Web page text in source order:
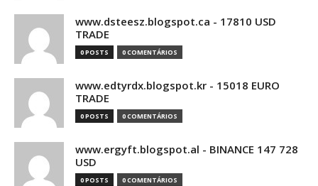
www.dsteesz.blogspot.ca - 17810 USD
TRADE
0 POSTS 0 COMENTÁRIOS
www.edtyrdx.blogspot.kr - 15018 EURO
TRADE
0 POSTS 0 COMENTÁRIOS
www.ergyft.blogspot.al - BINANCE 147 728
USD
0 POSTS 0 COMENTÁRIOS